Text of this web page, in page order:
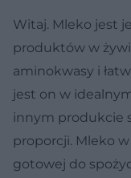
Witaj. Mleko jest
produktów w
aminokwasy i
jest on w
innym produkcie
proporcji. Mleko
gotowej do